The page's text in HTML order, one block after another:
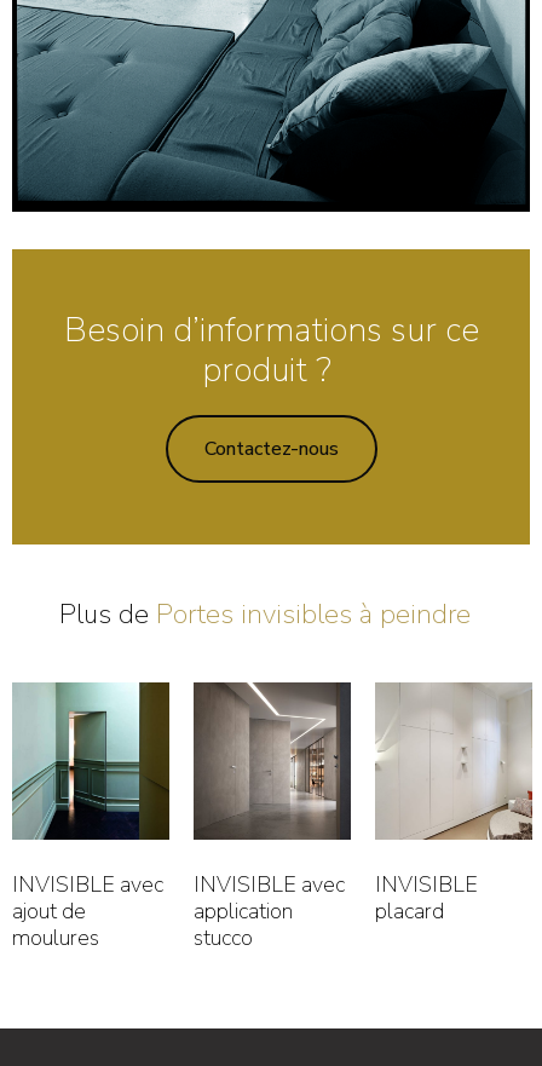
Besoin d’informations sur ce
produit ?
Contactez-nous
Plus de Portes invisibles à peindre
INVISIBLE avec
application
stucco
INVISIBLE
placard
INVISIBLE toute
hauteur